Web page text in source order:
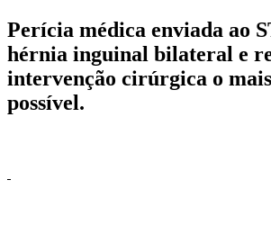
Perícia médica enviada ao
hérnia inguinal bilateral e
intervenção cirúrgica o
possível.